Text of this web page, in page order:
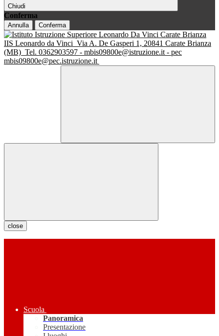
Chiudi
Conferma
Annulla Conferma
IIS Leonardo da Vinci Via A. De Gasperi 1, 20841 Carate Brianza
(MB) Tel. 0362903597 - mbis09800e@istruzione.it - pec
mbis09800e@pec.istruzione.it
close
Scuola
Panoramica
Presentazione